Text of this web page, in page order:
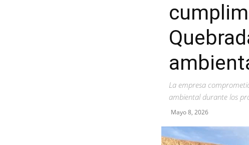
La empresa
ambiental durante los
Mayo 8, 2026